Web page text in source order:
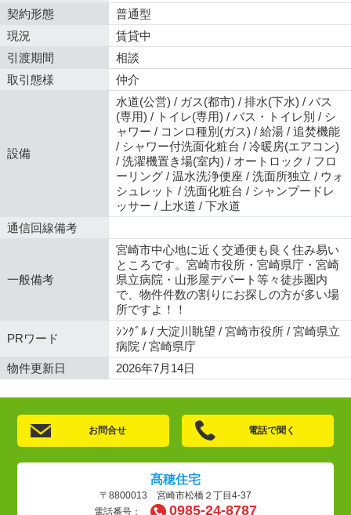
契約形態
普通型
現況
賃貸中
引渡期間
相談
取引態様
仲介
設備
水道(公営) / ガス(都市) / 排水(下水) / バス
(専用) / トイレ(専用) / バス・トイレ別 / シ
ャワー / コンロ種別(ガス) / 給湯 / 追焚機能
/ シャワー付洗面化粧台 / 冷暖房(エアコン)
/ 洗濯機置き場(室内) / オートロック / フロ
ーリング / 温水洗浄便座 / 洗面所独立 / ウォ
シュレット / 洗面化粧台 / シャンプードレ
ッサー / 上水道 / 下水道
通信回線備考
一般備考
宮崎市中心地に近く交通便も良く住み易い
ところです。宮崎市役所・宮崎県庁・宮崎
県立病院・山形屋デパート等々徒歩圏内
で、物件件数の割りにお探しの方が多い場
所ですよ！！
PRワード
ｼﾝｸﾞﾙ / 大淀川眺望 / 宮崎市役所 / 宮崎県立
病院 / 宮崎県庁
物件更新日
2026年7月14日
お問合せ 電話で聞く
髙穂住宅
〒8800013 宮崎市松橋２丁目4-37
電話番号：
0985-24-8787